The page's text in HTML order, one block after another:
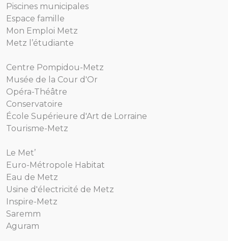
Piscines municipales
Espace famille
Mon Emploi Metz
Metz l’étudiante
Centre Pompidou-Metz
Musée de la Cour d'Or
Opéra-Théâtre
Conservatoire
École Supérieure d'Art de Lorraine
Tourisme-Metz
Le Met’
Euro-Métropole Habitat
Eau de Metz
Usine d'électricité de Metz
Inspire-Metz
Saremm
Aguram